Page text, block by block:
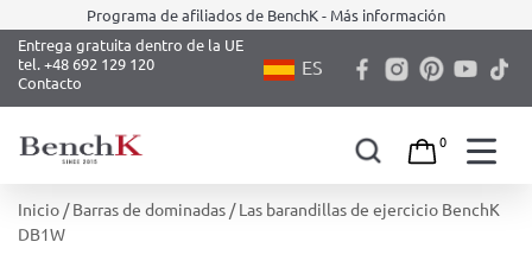
content
Programa de afiliados de BenchK - Más información
Entrega gratuita dentro de la UE
tel. +48 692 129 120
Contacto
ES
0
Inicio /Barras de dominadas / Las barandillas de ejercicio BenchK
DB1W